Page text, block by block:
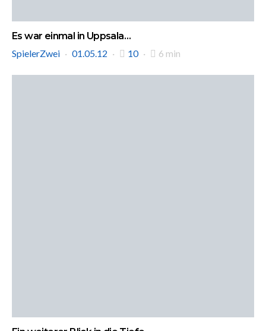
Es war einmal in Uppsala…
SpielerZwei
01.05.12 10 6 min